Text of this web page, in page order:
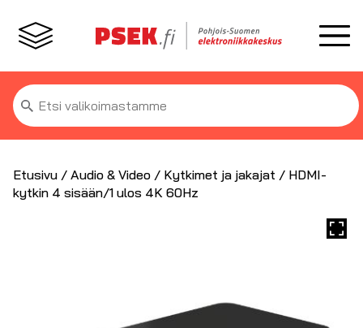
Etsi:
Etusivu / Audio & Video / Kytkimet ja jakajat / HDMI-
kytkin 4 sisään/1 ulos 4K 60Hz